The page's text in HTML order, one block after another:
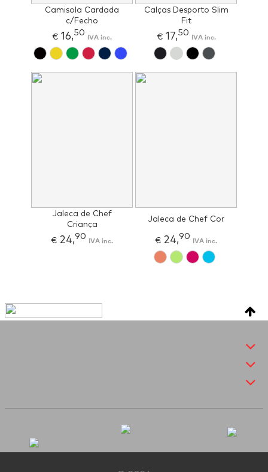
Camisola Cardada
c/Fecho
€ 16,50 IVA inc.
Calças Desporto Slim
Fit
€17,50 IVA inc.
Jaleca de Chef
Criança
€ 24,90 IVA inc.
Jaleca de Chef Cor
€ 24,90 IVA inc.